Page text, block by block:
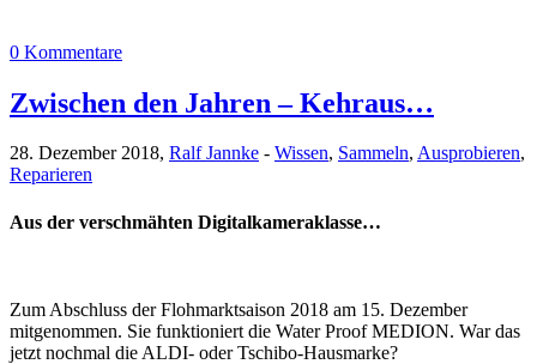
0 Kommentare
Zwischen den Jahren – Kehraus…
28. Dezember 2018, Ralf Jannke - Wissen, Sammeln, Ausprobieren,
Reparieren
Aus der verschmähten Digitalkameraklasse…
Zum Abschluss der Flohmarktsaison 2018 am 15. Dezember
mitgenommen. Sie funktioniert die Water Proof MEDION. War das
jetzt nochmal die ALDI- oder Tschibo-Hausmarke?